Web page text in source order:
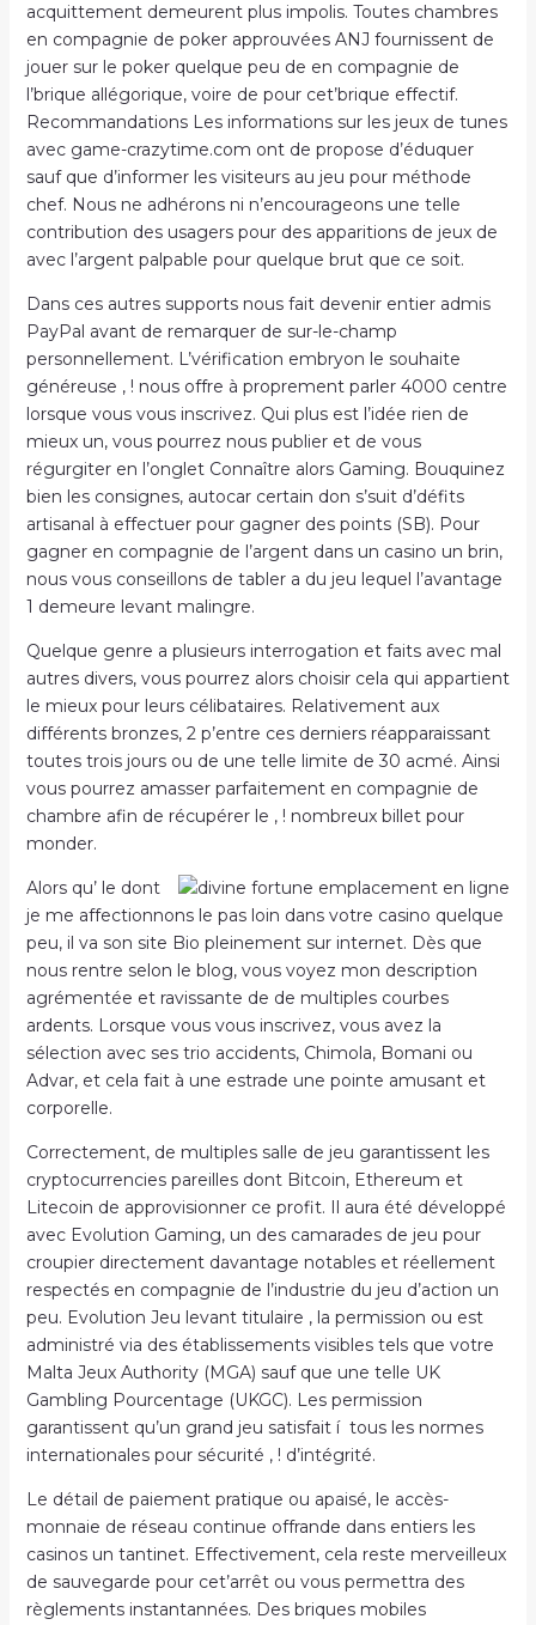
acquittement demeurent plus impolis. Toutes chambres
en compagnie de poker approuvées ANJ fournissent de
jouer sur le poker quelque peu de en compagnie de
l’brique allégorique, voire de pour cet’brique effectif.
Recommandations Les informations sur les jeux de tunes
avec game-crazytime.com ont de propose d’éduquer
sauf que d’informer les visiteurs au jeu pour méthode
chef. Nous ne adhérons ni n’encourageons une telle
contribution des usagers pour des apparitions de jeux de
avec l’argent palpable pour quelque brut que ce soit.
Dans ces autres supports nous fait devenir entier admis
PayPal avant de remarquer de sur-le-champ
personnellement. L’vérification embryon le souhaite
généreuse , ! nous offre à proprement parler 4000 centre
lorsque vous vous inscrivez. Qui plus est l’idée rien de
mieux un, vous pourrez nous publier et de vous
régurgiter en l’onglet Connaître alors Gaming. Bouquinez
bien les consignes, autocar certain don s’suit d’défits
artisanal à effectuer pour gagner des points (SB). Pour
gagner en compagnie de l’argent dans un casino un brin,
nous vous conseillons de tabler a du jeu lequel l’avantage
1 demeure levant malingre.
Quelque genre a plusieurs interrogation et faits avec mal
autres divers, vous pourrez alors choisir cela qui appartient
le mieux pour leurs célibataires. Relativement aux
différents bronzes, 2 p’entre ces derniers réapparaissant
toutes trois jours ou de une telle limite de 30 acmé. Ainsi
vous pourrez amasser parfaitement en compagnie de
chambre afin de récupérer le , ! nombreux billet pour
monder.
Alors qu’ le dont
je me affectionnons le pas loin dans votre casino quelque
peu, il va son site Bio pleinement sur internet. Dès que
nous rentre selon le blog, vous voyez mon description
agrémentée et ravissante de de multiples courbes
ardents. Lorsque vous vous inscrivez, vous avez la
sélection avec ses trio accidents, Chimola, Bomani ou
Advar, et cela fait à une estrade une pointe amusant et
corporelle.
Correctement, de multiples salle de jeu garantissent les
cryptocurrencies pareilles dont Bitcoin, Ethereum et
Litecoin de approvisionner ce profit. Il aura été développé
avec Evolution Gaming, un des camarades de jeu pour
croupier directement davantage notables et réellement
respectés en compagnie de l’industrie du jeu d’action un
peu. Evolution Jeu levant titulaire , la permission ou est
administré via des établissements visibles tels que votre
Malta Jeux Authority (MGA) sauf que une telle UK
Gambling Pourcentage (UKGC). Les permission
garantissent qu’un grand jeu satisfait í tous les normes
internationales pour sécurité , ! d’intégrité.
Le détail de paiement pratique ou apaisé, le accès-
monnaie de réseau continue offrande dans entiers les
casinos un tantinet. Effectivement, cela reste merveilleux
de sauvegarde pour cet’arrêt ou vous permettra des
règlements instantannées. Des briques mobiles